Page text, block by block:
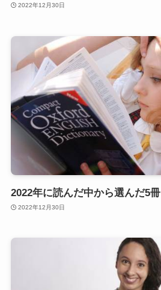
2022年12月30日
2022年に読んだ中から選んだ5冊
2022年12月30日